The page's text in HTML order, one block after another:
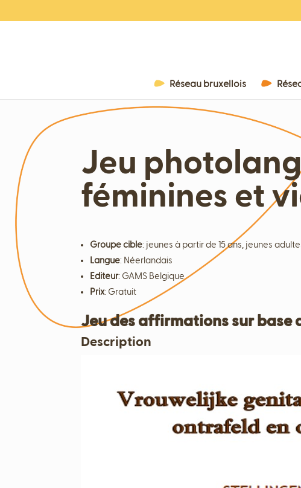
Réseau bruxellois
Jeu
féminines et
Groupe cible: jeunes à partir de 15 ans, jeunes
Langue: Néerlandais
Editeur: GAMS Belgique
Prix: Gratuit
Jeu des affirmations sur base
Description